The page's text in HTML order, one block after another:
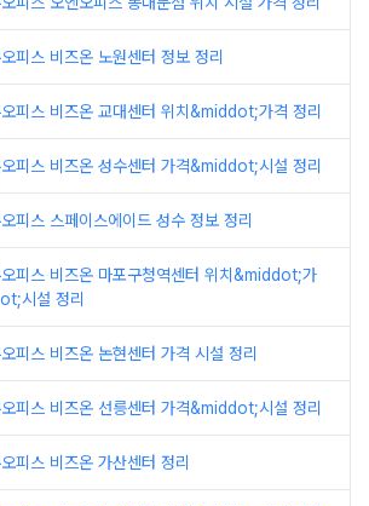
피스 비즈온 노원센터 정보 정리
피스 비즈온 교대센터 위치&middot;가격 정리
피스 비즈온 성수센터 가격&middot;시설 정리
피스 스페이스에이드 성수 정보 정리
피스 비즈온 마포구청역센터 위치&middot;가
시설 정리
피스 비즈온 논현센터 가격 시설 정리
피스 비즈온 선릉센터 가격&middot;시설 정리
피스 비즈온 가산센터 정리